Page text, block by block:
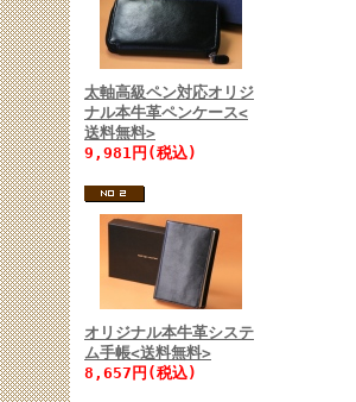
太軸高級ペン対応オリジ
ナル本牛革ペンケース<
送料無料>
9,981円(税込)
オリジナル本牛革システ
ム手帳<送料無料>
8,657円(税込)